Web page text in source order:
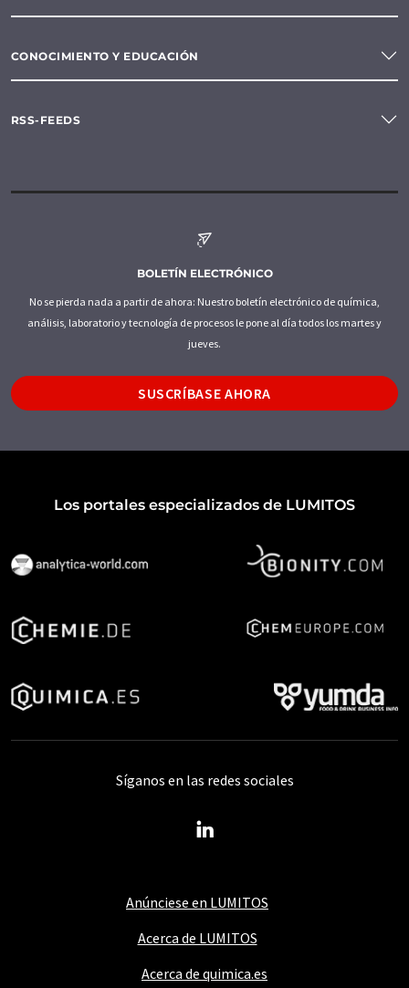
CONOCIMIENTO Y EDUCACIÓN
RSS-FEEDS
BOLETÍN ELECTRÓNICO
No se pierda nada a partir de ahora: Nuestro boletín electrónico de química,
análisis, laboratorio y tecnología de procesos le pone al día todos los martes y
jueves.
SUSCRÍBASE AHORA
Los portales especializados de LUMITOS
Anúnciese en LUMITOS
Acerca de LUMITOS
Acerca de quimica.es
Síganos en las redes sociales